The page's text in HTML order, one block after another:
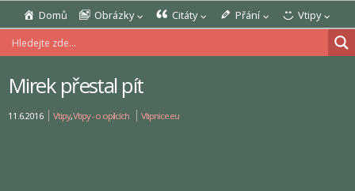
Domů Obrázky Citáty Přání Vtipy
Mirek přestal pít
11.6.2016 Vtipy,Vtipy - o opilcích Vtipnice.eu